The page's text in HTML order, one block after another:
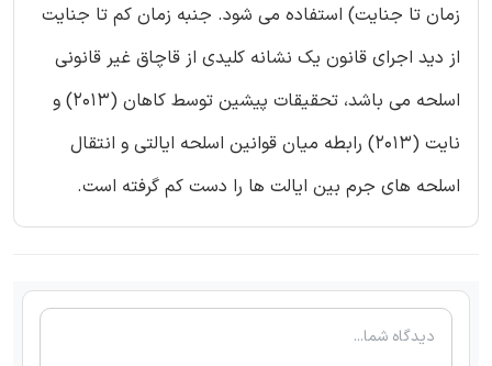
زمان تا جنایت) استفاده می شود. جنبه زمان کم تا جنایت
از دید اجرای قانون یک نشانه کلیدی از قاچاق غیر قانونی
اسلحه می باشد، تحقیقات پیشین توسط کاهان (2013) و
نایت (2013) رابطه میان قوانین اسلحه ایالتی و انتقال
اسلحه های جرم بین ایالت ها را دست کم گرفته است.